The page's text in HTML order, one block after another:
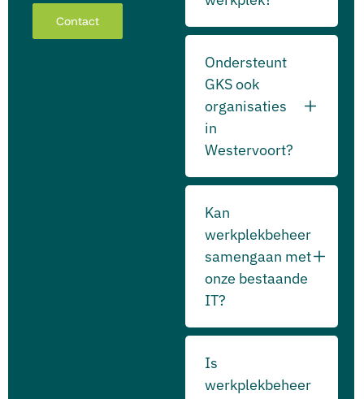
Contact
Ondersteunt
GKS ook
organisaties
in
Westervoort?
Kan
werkplekbeheer
samengaan met
onze bestaande
IT?
Is
werkplekbeheer